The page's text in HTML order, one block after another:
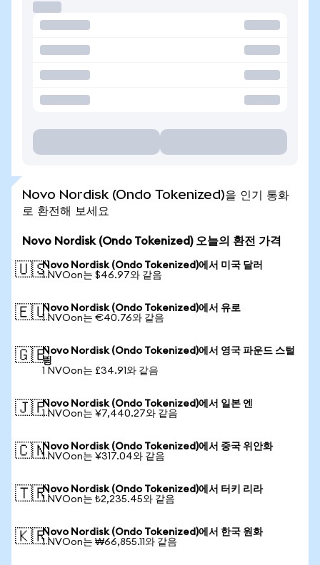
Novo Nordisk (Ondo Tokenized)을 인기 통화
로 환전해 보세요
Novo Nordisk (Ondo Tokenized) 오늘의 환전 가격
🇺🇸Novo Nordisk (Ondo Tokenized)에서 미국 달러
1 NVOon는 $46.97와 같음
🇪🇺Novo Nordisk (Ondo Tokenized)에서 유로
1 NVOon는 €40.76와 같음
🇬🇧Novo Nordisk (Ondo Tokenized)에서 영국 파운드 스털
링
1 NVOon는 £34.91와 같음
🇯🇵Novo Nordisk (Ondo Tokenized)에서 일본 엔
1 NVOon는 ¥7,440.27와 같음
🇨🇳Novo Nordisk (Ondo Tokenized)에서 중국 위안화
1 NVOon는 ¥317.04와 같음
🇹🇷Novo Nordisk (Ondo Tokenized)에서 터키 리라
1 NVOon는 ₺2,235.45와 같음
🇰🇷Novo Nordisk (Ondo Tokenized)에서 한국 원화
1 NVOon는 ₩66,855.11와 같음